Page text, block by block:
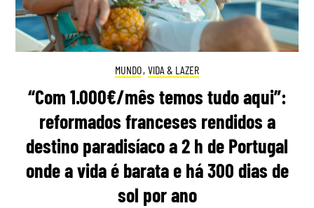
MUNDO, VIDA & LAZER
“Com 1.000€/mês temos tudo aqui”:
reformados franceses rendidos a
destino paradisíaco a 2 h de Portugal
onde a vida é barata e há 300 dias de
sol por ano